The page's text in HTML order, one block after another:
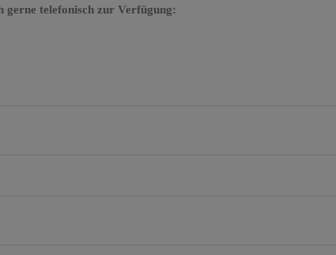
gerne telefonisch zur Verfügung: